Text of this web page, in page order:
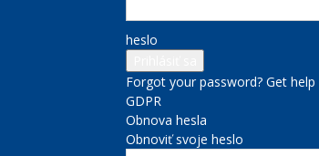
heslo
Forgot your password? Get help
GDPR
Obnova hesla
Obnoviť svoje heslo